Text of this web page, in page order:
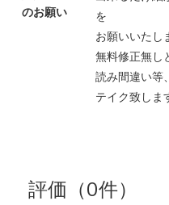
のお願い
を
お願いいたし
無料修正無し
読み間違い等
テイク致しま
評価（0件）